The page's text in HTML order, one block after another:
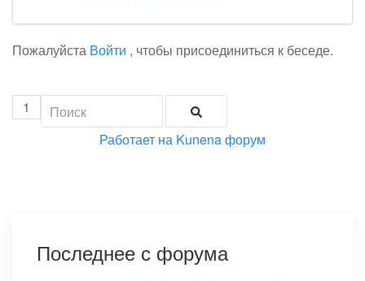
Пожалуйста Войти , чтобы присоединиться к беседе.
1
Работает на Kunena форум
Последнее с форума